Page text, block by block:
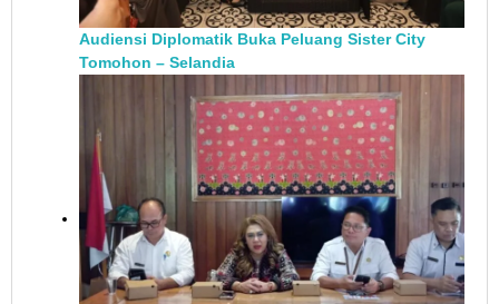
Audiensi Diplomatik Buka Peluang Sister City
Tomohon – Selandia